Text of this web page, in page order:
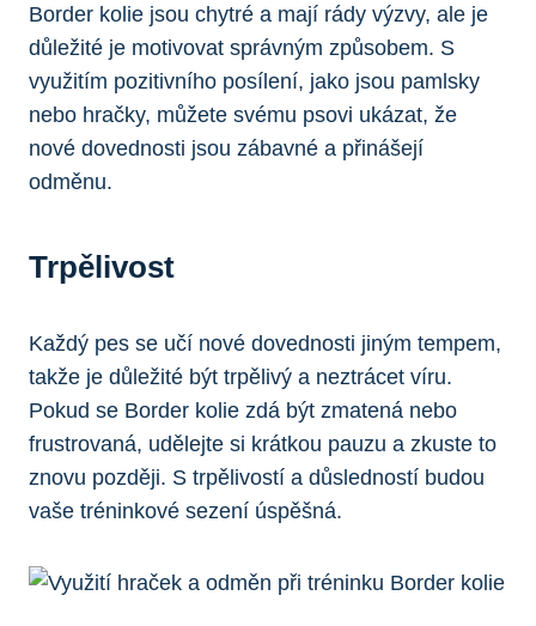
Border kolie jsou chytré a mají rády výzvy, ale je
důležité je motivovat správným způsobem. S
využitím pozitivního posílení, jako jsou pamlsky
nebo hračky, můžete svému psovi ukázat, že
nové dovednosti jsou zábavné a přinášejí
odměnu.
Trpělivost
Každý pes se učí nové dovednosti jiným tempem,
takže je důležité být trpělivý a neztrácet víru.
Pokud se Border kolie zdá být zmatená nebo
frustrovaná, udělejte si krátkou pauzu a zkuste to
znovu později. S trpělivostí a důsledností budou
vaše tréninkové sezení úspěšná.